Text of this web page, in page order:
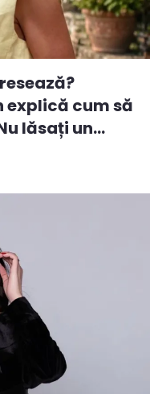
explică cum să
lăsați un